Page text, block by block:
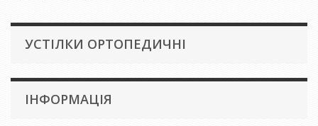
УСТІЛКИ ОРТОПЕДИЧНІ
IНФОРМАЦІЯ